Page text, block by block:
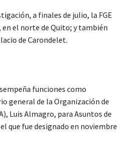
a finales de julio, la FGE
en el norte de Quito; y también
de Carondelet.
funciones como
general de la Organización de
Luis Almagro, para Asuntos de
que fue designado en noviembre